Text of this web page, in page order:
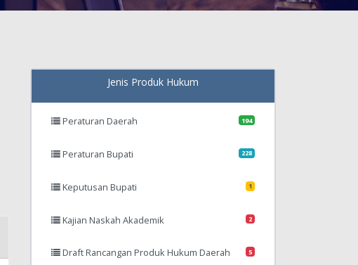
Jenis Produk Hukum
Peraturan Daerah 194
Peraturan Bupati 228
Keputusan Bupati 1
Kajian Naskah Akademik 2
Draft Rancangan Produk Hukum Daerah 5